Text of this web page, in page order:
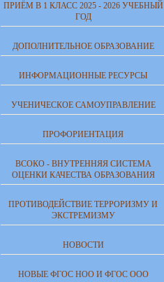
ПРИЁМ В 1 КЛАСС 2025 - 2026 УЧЕБНЫЙ
ГОД
ДОПОЛНИТЕЛЬНОЕ ОБРАЗОВАНИЕ
ИНФОРМАЦИОННЫЕ РЕСУРСЫ
УЧЕНИЧЕСКОЕ САМОУПРАВЛЕНИЕ
ПРОФОРИЕНТАЦИЯ
ВСОКО - ВНУТРЕННЯЯ СИСТЕМА
ОЦЕНКИ КАЧЕСТВА ОБРАЗОВАНИЯ
ПРОТИВОДЕЙСТВИЕ ТЕРРОРИЗМУ И
ЭКСТРЕМИЗМУ
НОВОСТИ
НОВЫЕ ФГОС НОО И ФГОС ООО